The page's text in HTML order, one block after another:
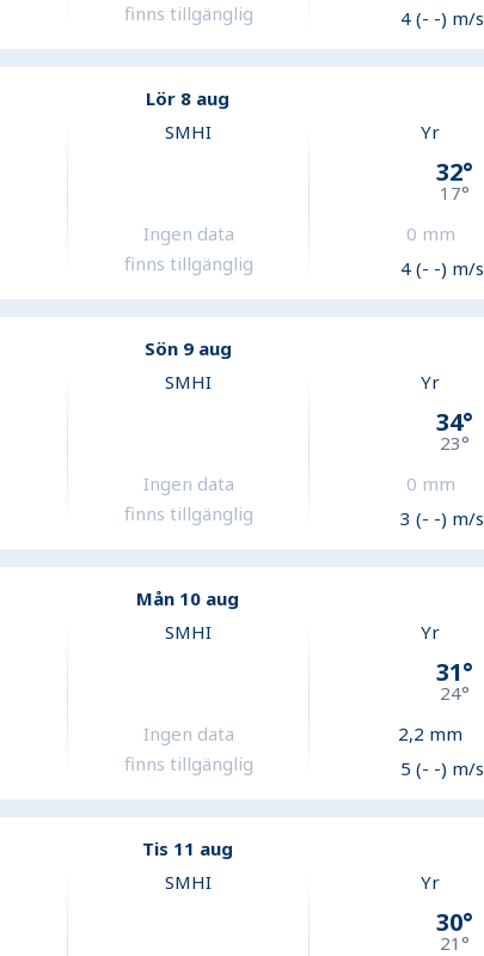
finns tillgänglig
4 (- -) m/s
Lör 8 aug
SMHI
Ingen data
finns tillgänglig
Yr
32°
17°
0 mm
4 (- -) m/s
Sön 9 aug
SMHI
Ingen data
finns tillgänglig
Yr
34°
23°
0 mm
3 (- -) m/s
Mån 10 aug
SMHI
Ingen data
finns tillgänglig
Yr
31°
24°
2,2 mm
5 (- -) m/s
Tis 11 aug
SMHI Yr
30°
21 °